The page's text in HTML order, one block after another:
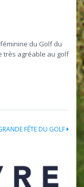
du Golf du
très agréable au golf
FÊTE DU GOLF